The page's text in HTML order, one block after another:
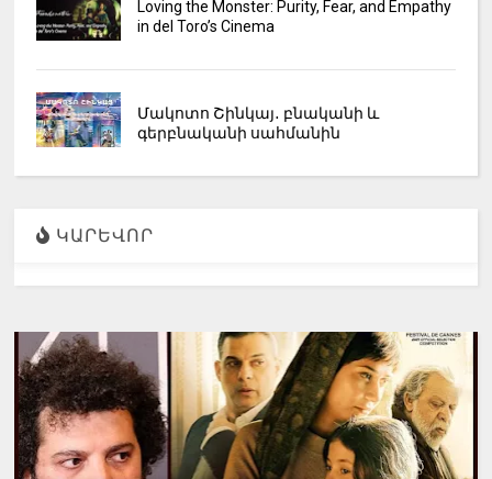
Loving the Monster: Purity, Fear, and Empathy
in del Toro’s Cinema
Մակոտո Շինկայ․ բնականի և
գերբնականի սահմանին
ԿԱՐԵՎՈՐ